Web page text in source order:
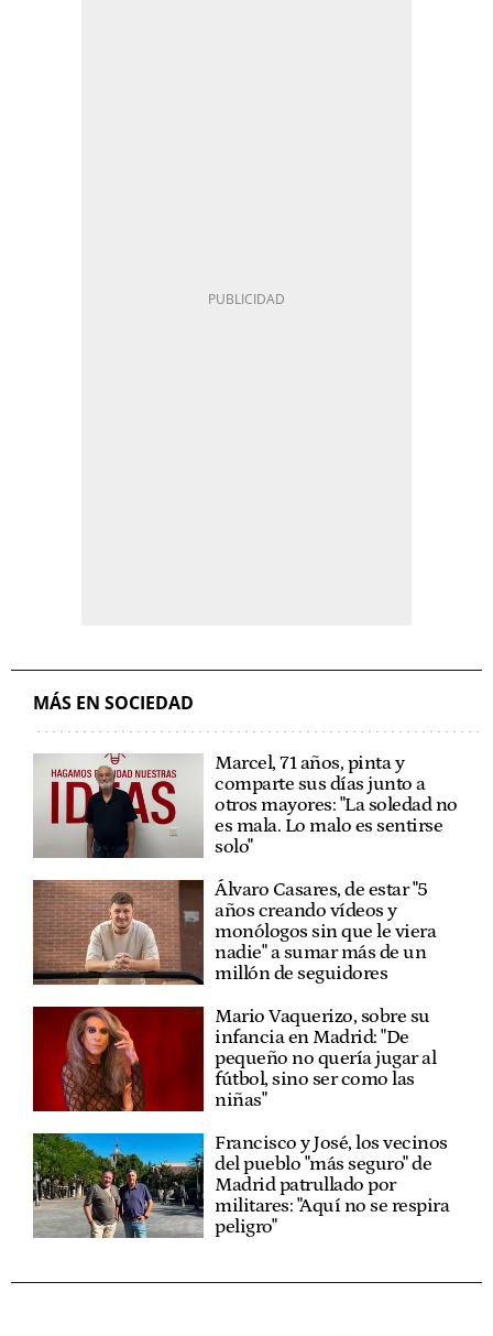
MÁS EN SOCIEDAD
Marcel, 71 años, pinta y
comparte sus días junto a
otros mayores: "La soledad no
es mala. Lo malo es sentirse
solo"
Álvaro Casares, de estar "5
años creando vídeos y
monólogos sin que le viera
nadie" a sumar más de un
millón de seguidores
Mario Vaquerizo, sobre su
infancia en Madrid: "De
pequeño no quería jugar al
fútbol, sino ser como las
niñas"
Francisco y José, los vecinos
del pueblo "más seguro" de
Madrid patrullado por
militares: "Aquí no se respira
peligro"